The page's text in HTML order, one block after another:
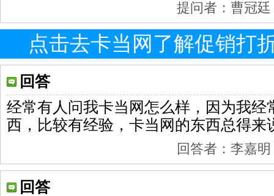
提问者：曹冠
点击去卡当网了解促销打
回答
经常有人问我卡当网怎么样，因为我经
西，比较有经验，卡当网的东西总得来
回答者：李嘉
回答